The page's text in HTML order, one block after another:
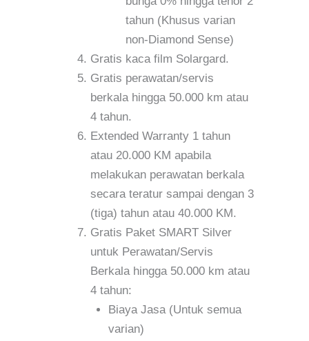
tahun (Khusus varian
non-Diamond Sense)
Gratis kaca film Solargard.
Gratis perawatan/servis
berkala hingga 50.000 km atau
4 tahun.
Extended Warranty 1 tahun
atau 20.000 KM apabila
melakukan perawatan berkala
secara teratur sampai dengan 3
(tiga) tahun atau 40.000 KM.
Gratis Paket SMART Silver
untuk Perawatan/Servis
Berkala hingga 50.000 km atau
4 tahun:
Biaya Jasa (Untuk semua
varian)